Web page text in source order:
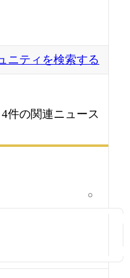
ニティを検索する
4件の関連ニュース